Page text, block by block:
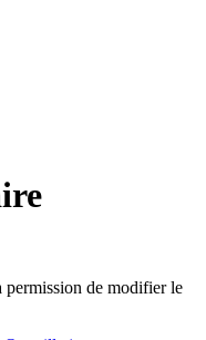
de modifier le